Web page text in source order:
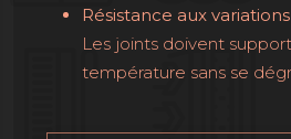
Résistance aux
Les joints doivent
température sans se